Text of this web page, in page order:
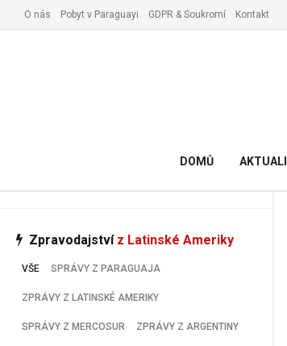
Vyřízení pobytu v Paraguay
Zpravodajství z Latinské Ameriky
VŠE SPRÁVY Z PARAGUAJA
ZPRÁVY Z LATINSKÉ AMERIKY
SPRÁVY Z MERCOSUR ZPRÁVY Z ARGENTINY
O nás Pobyt v Paraguayi GDPR & Soukromí Kontakt
DOMŮ